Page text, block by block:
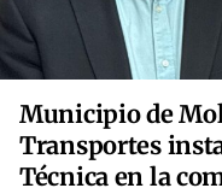
Municipio de
Transportes
Técnica en la